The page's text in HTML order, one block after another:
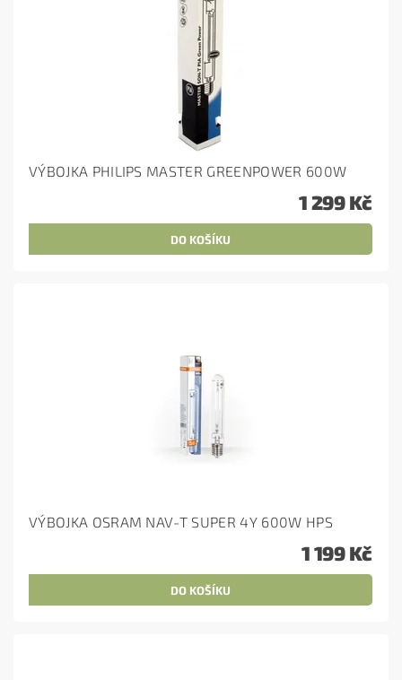
VÝBOJKA PHILIPS MASTER GREENPOWER 600W
1 299 Kč
VÝBOJKA OSRAM NAV-T SUPER 4Y 600W HPS
1 199 Kč